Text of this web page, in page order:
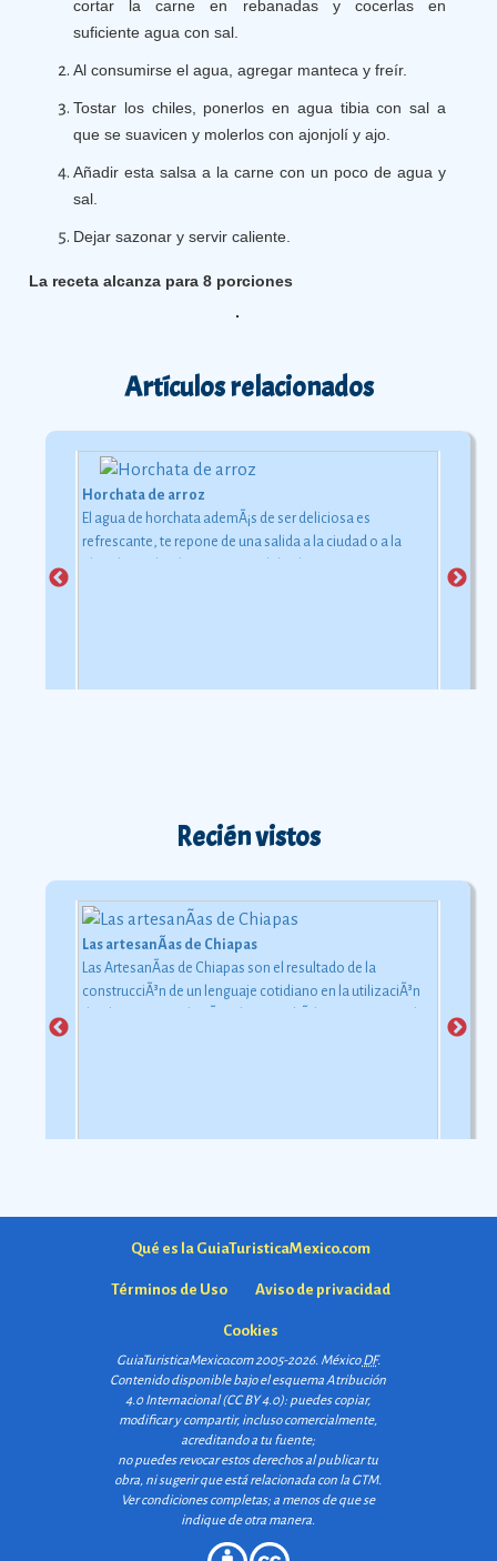
cortar la carne en rebanadas y cocerlas en
suficiente agua con sal.
Al consumirse el agua, agregar manteca y freír.
Tostar los chiles, ponerlos en agua tibia con sal a
que se suavicen y molerlos con ajonjolí y ajo.
Añadir esta salsa a la carne con un poco de agua y
sal.
Dejar sazonar y servir caliente.
La receta alcanza para 8 porciones
Artículos relacionados
Horchata de arroz
El agua de horchata ademÃ¡s de ser deliciosa es
refrescante, te repone de una salida a la ciudad o a la
Recién vistos
Las artesanÃ­as de Chiapas
Las ArtesanÃ­as de Chiapas son el resultado de la
construcciÃ³n de un lenguaje cotidiano en la utilizaciÃ³n
Qué es la GuiaTuristicaMexico.com
Términos de Uso Aviso de privacidad
Cookies
GuiaTuristicaMexico.com 2005-2026. MéxicoDF.
Contenido disponible bajo el esquemaAtribución
4.0 Internacional (CC BY 4.0): puedes copiar,
modificar y compartir, incluso comercialmente,
acreditando a tu fuente;
no puedes revocar estos derechos al publicar tu
obra, ni sugerir que está relacionada con la GTM.
Ver condiciones completas; a menos de que se
indique de otra manera.